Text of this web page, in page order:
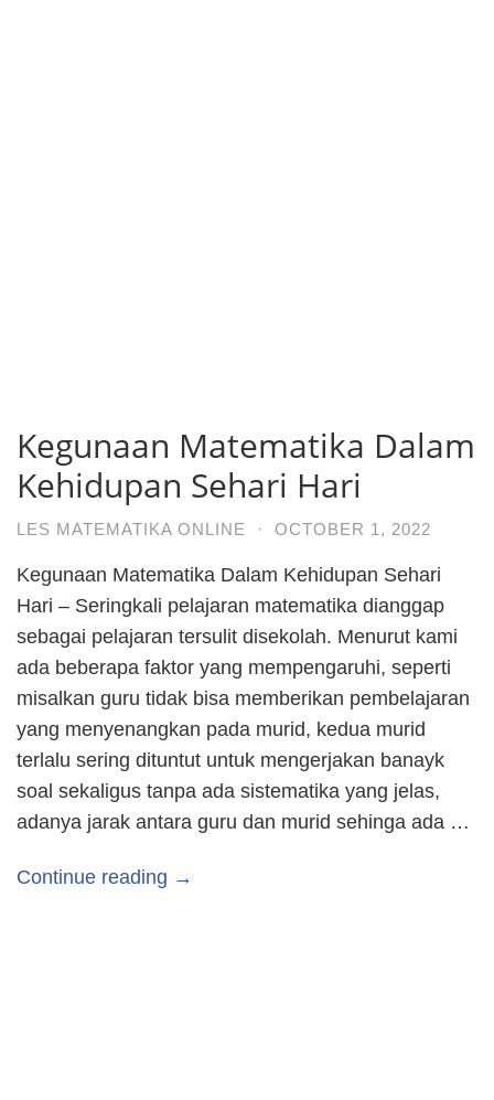
Kegunaan Matematika Dalam
Kehidupan Sehari Hari
LES MATEMATIKA ONLINE · OCTOBER 1, 2022
Kegunaan Matematika Dalam Kehidupan Sehari
Hari – Seringkali pelajaran matematika dianggap
sebagai pelajaran tersulit disekolah. Menurut kami
ada beberapa faktor yang mempengaruhi, seperti
misalkan guru tidak bisa memberikan pembelajaran
yang menyenangkan pada murid, kedua murid
terlalu sering dituntut untuk mengerjakan banayk
soal sekaligus tanpa ada sistematika yang jelas,
adanya jarak antara guru dan murid sehinga ada …
Continue reading →